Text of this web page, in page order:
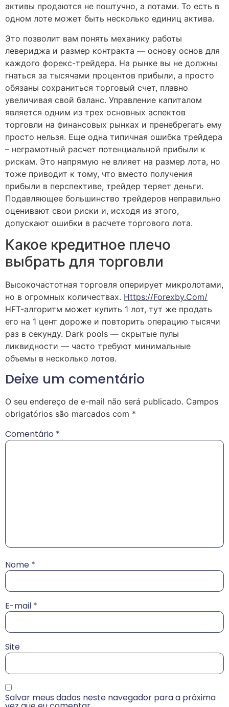
активы продаются не поштучно, а лотами. То есть в
одном лоте может быть несколько единиц актива.
Это позволит вам понять механику работы
левериджа и размер контракта — основу основ для
каждого форекс-трейдера. На рынке вы не должны
гнаться за тысячами процентов прибыли, а просто
обязаны сохраниться торговый счет, плавно
увеличивая свой баланс. Управление капиталом
является одним из трех основных аспектов
торговли на финансовых рынках и пренебрегать ему
просто нельзя. Еще одна типичная ошибка трейдера
– неграмотный расчет потенциальной прибыли к
рискам. Это напрямую не влияет на размер лота, но
тоже приводит к тому, что вместо получения
прибыли в перспективе, трейдер теряет деньги.
Подавляющее большинство трейдеров неправильно
оценивают свои риски и, исходя из этого,
допускают ошибки в расчете торгового лота.
Какое кредитное плечо
выбрать для торговли
Высокочастотная торговля оперирует микролотами,
но в огромных количествах. Https://forexby.com/
HFT-алгоритм может купить 1 лот, тут же продать
его на 1 цент дороже и повторить операцию тысячи
раз в секунду. Dark pools — скрытые пулы
ликвидности — часто требуют минимальные
объемы в несколько лотов.
Deixe um comentário
O seu endereço de e-mail não será publicado. Campos
obrigatórios são marcados com *
Comentário *
Nome *
E-mail *
Site
Salvar meus dados neste navegador para a próxima